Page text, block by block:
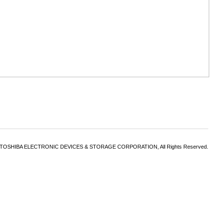
ELECTRONIC DEVICES & STORAGE CORPORATION, All Rights Reserved.